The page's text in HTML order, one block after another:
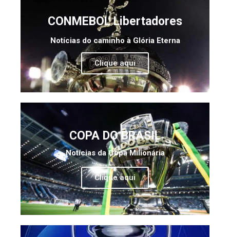
CONMEBOL Libertadores
Notícias do caminho à Glória Eterna
Clique aqui
COPA DO BRASIL
Notícias da Copa Milionária
Clique aqui